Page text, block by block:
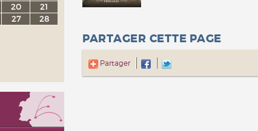
PARTAGER CETTE PAGE
Partager
20
21
27
28